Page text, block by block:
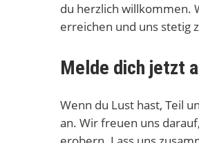
du herzlich willkommen.
erreichen und uns stetig
Melde dich jetzt
Wenn du Lust hast, Teil
an. Wir freuen uns